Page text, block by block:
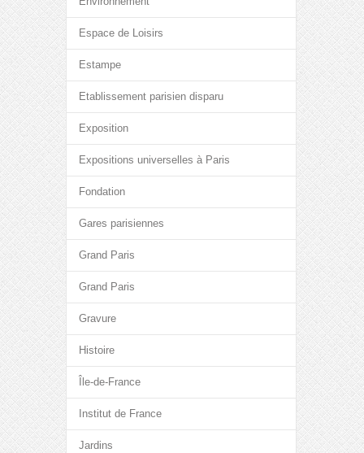
Espace de Loisirs
Estampe
Etablissement parisien disparu
Exposition
Expositions universelles à Paris
Fondation
Gares parisiennes
Grand Paris
Grand Paris
Gravure
Histoire
Île-de-France
Institut de France
Jardins